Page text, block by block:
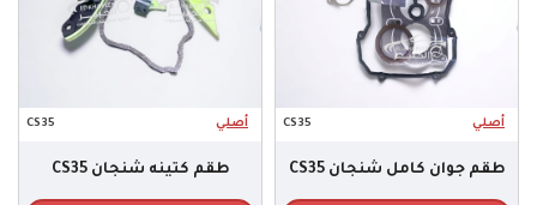
أصلي CS35
طقم جوان كامل شنجان CS35
أصلي CS35
طقم كتينه شنجان CS35